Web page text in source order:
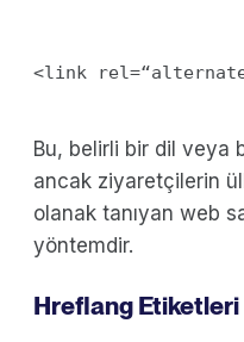
Bu, belirli bir dil veya
ancak ziyaretçilerin
olanak tanıyan web
yöntemdir.
Hreflang Etiketleri